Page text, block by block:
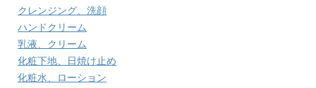
クレンジング、洗顔
ハンドクリーム
乳液、クリーム
化粧下地、日焼け止め
化粧水、ローション